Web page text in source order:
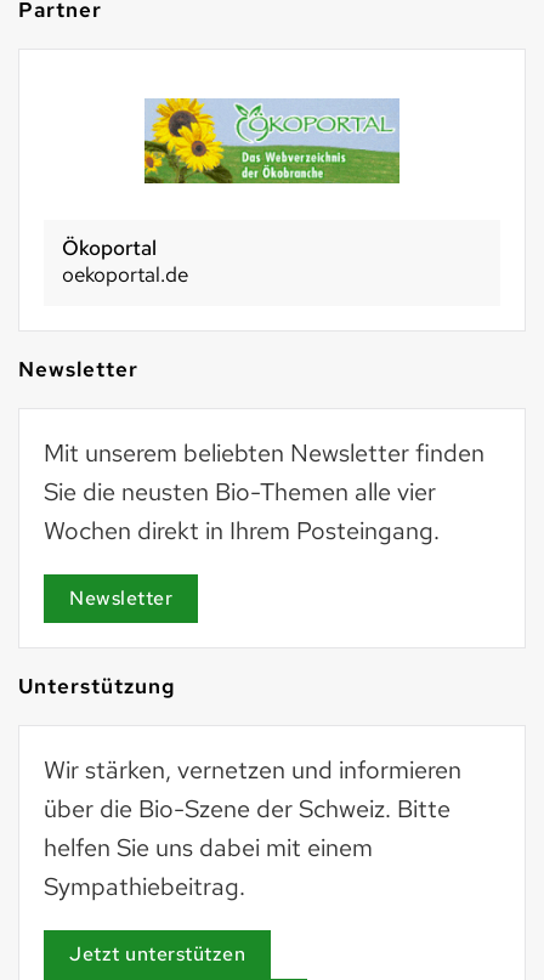
Partner
Ökoportal
oekoportal.de
Newsletter
Mit unserem beliebten Newsletter finden
Sie die neusten Bio-Themen alle vier
Wochen direkt in Ihrem Posteingang.
Newsletter
Unterstützung
Wir stärken, vernetzen und informieren
über die Bio-Szene der Schweiz. Bitte
helfen Sie uns dabei mit einem
Sympathiebeitrag.
Jetzt unterstützen